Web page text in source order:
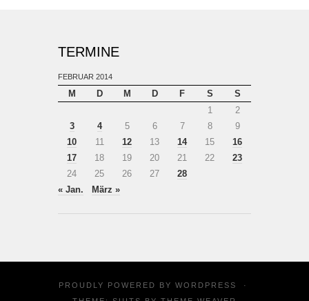
TERMINE
FEBRUAR 2014
M D M D F S
S
1
2
3
4 5 6 7 8
9
10
11 12 13 14 15
16
17
18 19 20 21 22
23
24
25 26 27
28
« Jan.
März »
PROUDLY POWERED BY WORDPRESS
·